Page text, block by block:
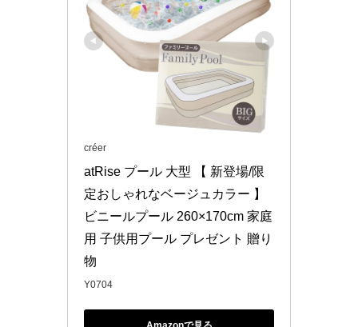
créer
atRise プール 大型 【 新登場/限
定おしゃれなベージュカラー 】
ビニールプール 260×170cm 家庭
用 子供用プール プレゼント 贈り
物
Y0704